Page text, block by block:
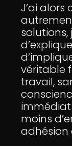
J’ai
solutions,
véritable
travail,
moins
adhésion